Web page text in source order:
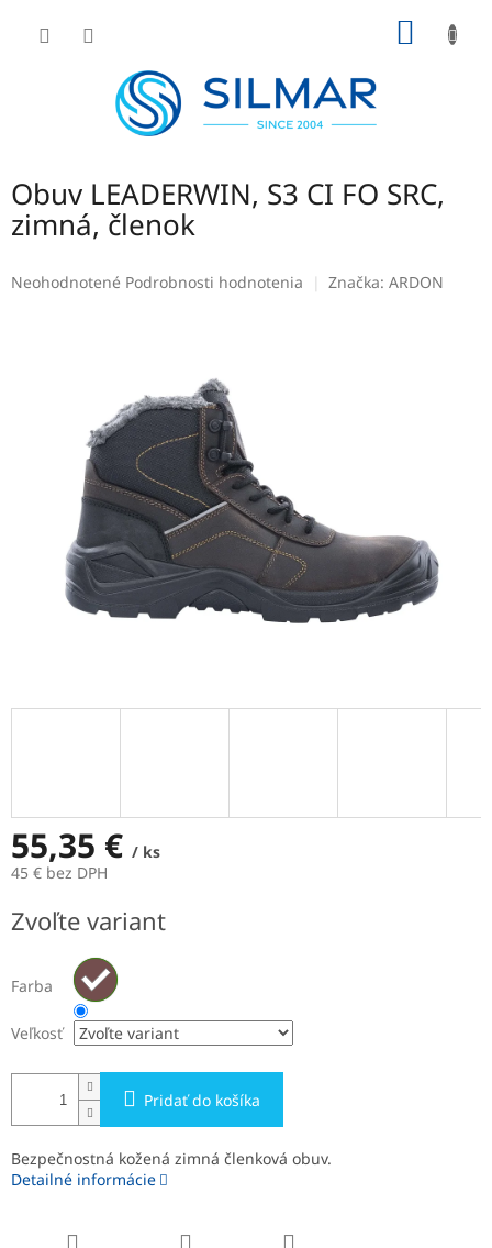
Obuv LEADERWIN, S3 CI FO SRC,
zimná, členok
Priemerné
hviezdičiek.
Neohodnotené Podrobnosti hodnotenia Značka: ARDON
55,35 € / ks
45 € bez DPH
cena:
Zvoľte variant
Farba
Veľkosť
Pridať do košíka
Bezpečnostná kožená zimná členková obuv.
Detailné informácie